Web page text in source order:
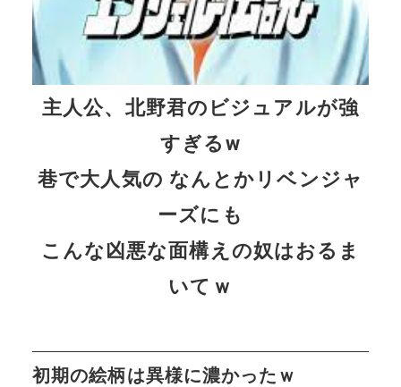
主人公、北野君のビジュアルが強
すぎるw
巷で大人気の なんとかリベンジャ
ーズにも
こんな凶悪な面構えの奴はおるま
いてｗ
初期の絵柄は異様に濃かったｗ